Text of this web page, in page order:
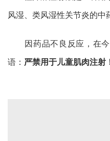
风湿、类风湿性关节炎的中
因药品不良反应，在今
语： 严禁用于儿童肌肉注射